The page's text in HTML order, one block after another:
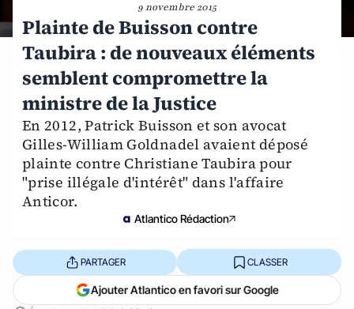
9 novembre 2015
Plainte de Buisson contre
Taubira : de nouveaux éléments
semblent compromettre la
ministre de la Justice
En 2012, Patrick Buisson et son avocat
Gilles-William Goldnadel avaient déposé
plainte contre Christiane Taubira pour
"prise illégale d'intérêt" dans l'affaire
Anticor.
Atlantico Rédaction
PARTAGER CLASSER
Ajouter Atlantico en favori sur Google